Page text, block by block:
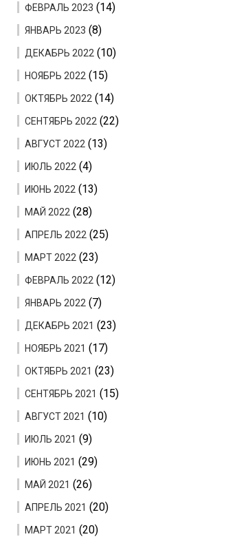
ФЕВРАЛЬ 2023 (14)
ЯНВАРЬ 2023 (8)
ДЕКАБРЬ 2022 (10)
НОЯБРЬ 2022 (15)
ОКТЯБРЬ 2022 (14)
СЕНТЯБРЬ 2022 (22)
АВГУСТ 2022 (13)
ИЮЛЬ 2022 (4)
ИЮНЬ 2022 (13)
МАЙ 2022 (28)
АПРЕЛЬ 2022 (25)
МАРТ 2022 (23)
ФЕВРАЛЬ 2022 (12)
ЯНВАРЬ 2022 (7)
ДЕКАБРЬ 2021 (23)
НОЯБРЬ 2021 (17)
ОКТЯБРЬ 2021 (23)
СЕНТЯБРЬ 2021 (15)
АВГУСТ 2021 (10)
ИЮЛЬ 2021 (9)
ИЮНЬ 2021 (29)
МАЙ 2021 (26)
АПРЕЛЬ 2021 (20)
МАРТ 2021 (20)